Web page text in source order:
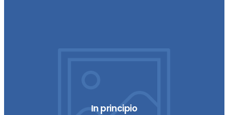
In principio